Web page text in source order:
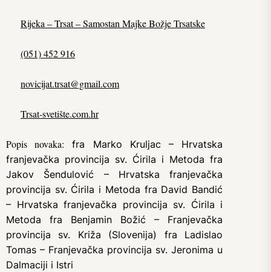
Rijeka – Trsat – Samostan Majke Božje Trsatske
(051) 452 916
novicijat.trsat@gmail.com
Trsat-svetište.com.hr
Popis novaka: fra Marko Kruljac – Hrvatska
franjevačka provincija sv. Ćirila i Metoda fra
Jakov Šendulović – Hrvatska franjevačka
provincija sv. Ćirila i Metoda fra David Bandić
– Hrvatska franjevačka provincija sv. Ćirila i
Metoda fra Benjamin Božić – Franjevačka
provincija sv. Križa (Slovenija) fra Ladislao
Tomas – Franjevačka provincija sv. Jeronima u
Dalmaciji i Istri